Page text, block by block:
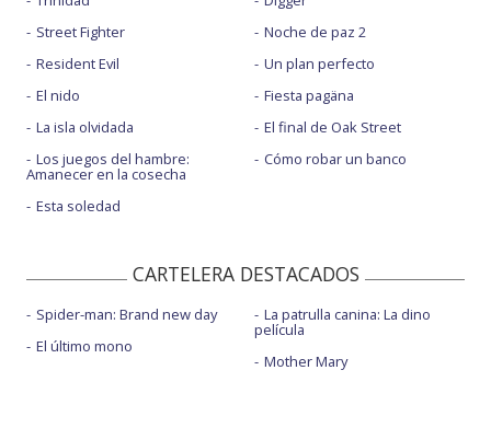
Street Fighter
Resident Evil
El nido
La isla olvidada
Los juegos del hambre:
Amanecer en la cosecha
Esta soledad
Noche de paz 2
Un plan perfecto
Fiesta pagäna
El final de Oak Street
Cómo robar un banco
CARTELERA DESTACADOS
Spider-man: Brand new day
El último mono
La patrulla canina: La dino
película
Mother Mary